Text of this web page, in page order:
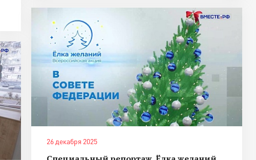
26 декабря 2025